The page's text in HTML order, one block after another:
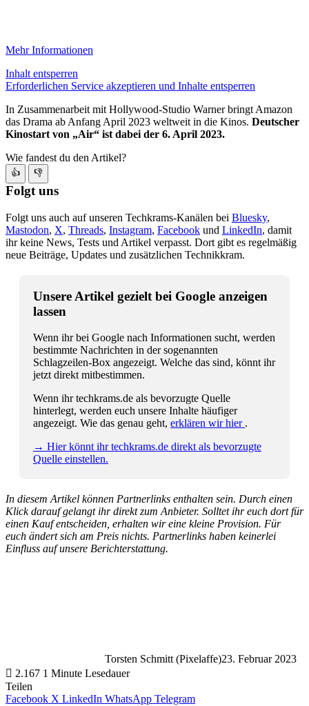
Mehr Informationen
Inhalt entsperren
Erforderlichen Service akzeptieren und Inhalte entsperren
In Zusammenarbeit mit Hollywood-Studio Warner bringt Amazon
das Drama ab Anfang April 2023 weltweit in die Kinos. Deutscher
Kinostart von „Air“ ist dabei der 6. April 2023.
Wie fandest du den Artikel?
👍 👎
Folgt uns
Folgt uns auch auf unseren Techkrams-Kanälen bei Bluesky,
Mastodon, X, Threads, Instagram, Facebook und LinkedIn, damit
ihr keine News, Tests und Artikel verpasst. Dort gibt es regelmäßig
neue Beiträge, Updates und zusätzlichen Technikkram.
Unsere Artikel gezielt bei Google anzeigen
lassen
Wenn ihr bei Google nach Informationen sucht, werden
bestimmte Nachrichten in der sogenannten
Schlagzeilen-Box angezeigt. Welche das sind, könnt ihr
jetzt direkt mitbestimmen.
Wenn ihr techkrams.de als bevorzugte Quelle
hinterlegt, werden euch unsere Inhalte häufiger
angezeigt. Wie das genau geht, erklären wir hier .
→ Hier könnt ihr techkrams.de direkt als bevorzugte
Quelle einstellen.
In diesem Artikel können Partnerlinks enthalten sein. Durch einen
Klick darauf gelangt ihr direkt zum Anbieter. Solltet ihr euch dort für
einen Kauf entscheiden, erhalten wir eine kleine Provision. Für
euch ändert sich am Preis nichts. Partnerlinks haben keinerlei
Einfluss auf unsere Berichterstattung.
Torsten Schmitt (Pixelaffe)23. Februar 2023
2.167 1 Minute Lesedauer
Teilen
Facebook X LinkedIn WhatsApp Telegram